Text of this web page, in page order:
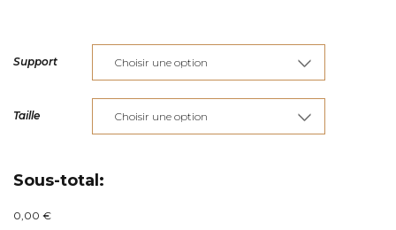
prix :
€115,00
à
€285,00
Support
Taille
Sous-total:
0,00 €